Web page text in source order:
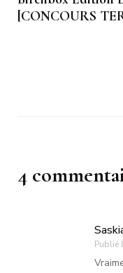
[CONCOURS
4
Publié